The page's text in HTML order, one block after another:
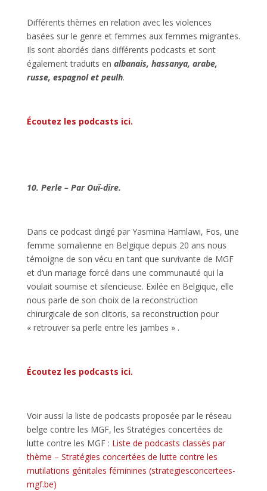
Différents thèmes en relation avec les violences
basées sur le genre et femmes aux femmes migrantes.
Ils sont abordés dans différents podcasts et sont
également traduits en albanais, hassanya, arabe,
russe, espagnol et peulh.
Écoutez les podcasts ici.
10. Perle – Par Ouï-dire.
Dans ce podcast dirigé par Yasmina Hamlawi, Fos, une
femme somalienne en Belgique depuis 20 ans nous
témoigne de son vécu en tant que survivante de MGF
et d’un mariage forcé dans une communauté qui la
voulait soumise et silencieuse. Exilée en Belgique, elle
nous parle de son choix de la reconstruction
chirurgicale de son clitoris, sa reconstruction pour
« retrouver sa perle entre les jambes » .
Écoutez les podcasts ici.
Voir aussi la liste de podcasts proposée par le réseau
belge contre les MGF, les Stratégies concertées de
lutte contre les MGF : Liste de podcasts classés par
thème – Stratégies concertées de lutte contre les
mutilations génitales féminines (strategiesconcertees-
mgf.be)